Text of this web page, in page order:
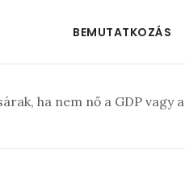
BEMUTATKOZÁS
ha nem nő a GDP vagy a